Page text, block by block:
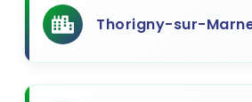
Thorigny-sur-